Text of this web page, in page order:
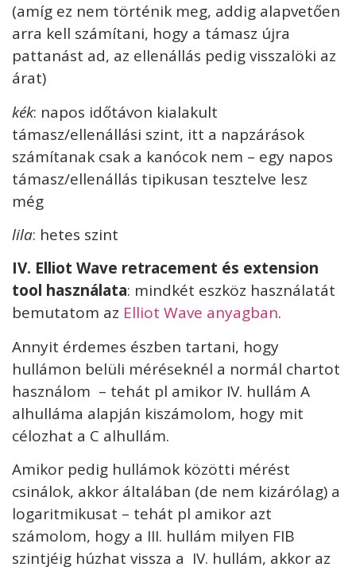
(amíg ez nem történik meg, addig alapvetően
arra kell számítani, hogy a támasz újra
pattanást ad, az ellenállás pedig visszalöki az
árat)
kék: napos időtávon kialakult
támasz/ellenállási szint, itt a napzárások
számítanak csak a kanócok nem – egy napos
támasz/ellenállás tipikusan tesztelve lesz
még
lila: hetes szint
IV. Elliot Wave retracement és extension
tool használata: mindkét eszköz használatát
bemutatom az Elliot Wave anyagban.
Annyit érdemes észben tartani, hogy
hullámon belüli méréseknél a normál chartot
használom – tehát pl amikor IV. hullám A
alhulláma alapján kiszámolom, hogy mit
célozhat a C alhullám.
Amikor pedig hullámok közötti mérést
csinálok, akkor általában (de nem kizárólag) a
logaritmikusat – tehát pl amikor azt
számolom, hogy a III. hullám milyen FIB
szintjéig húzhat vissza a IV. hullám, akkor az